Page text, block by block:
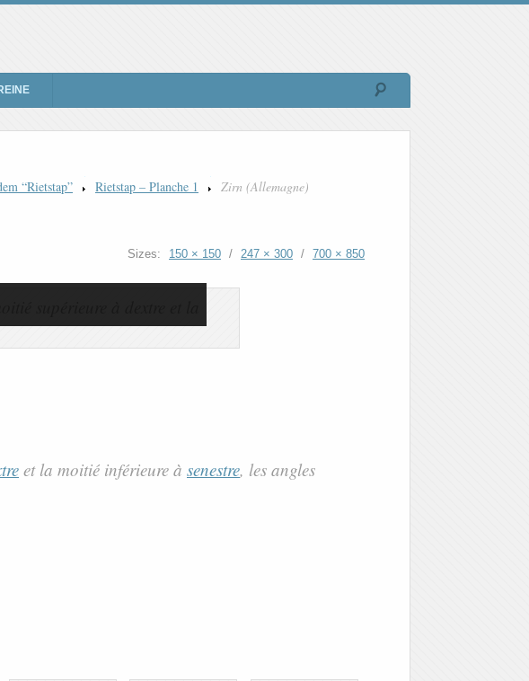
“Rietstap” Rietstap – Planche 1 Zirn (Allemagne)
Sizes: 150 × 150 / 247 × 300 / 700 × 850
et la moitié inférieure à senestre, les angles